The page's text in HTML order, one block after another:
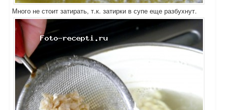
Много не стоит затирать, т.к. затирки в супе еще разбухнут.